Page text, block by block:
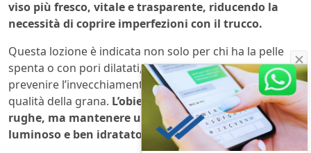
viso più fresco, vitale e trasparente, riducendo la
necessità di coprire imperfezioni con il trucco.
Questa lozione è indicata non solo per chi ha la pelle
spenta o con pori dilatati, ma anche per chi desidera
prevenire l’invecchiamento cutaneo migliorando la
qualità della grana. L’obiettivo non è eliminare tutte le
rughe, ma mantenere un incarnato uniforme,
luminoso e ben idratato.